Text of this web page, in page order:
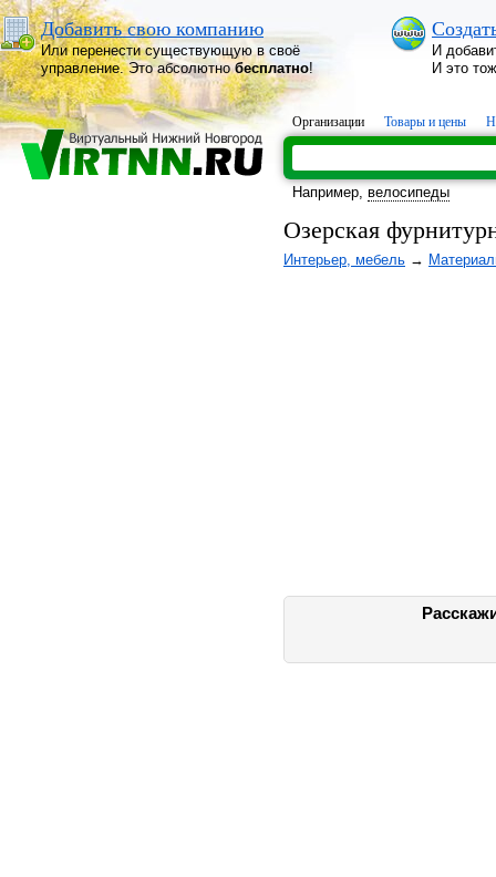
Добавить свою компанию
Или перенести существующую в своё
управление. Это абсолютнобесплатно!
И
И это
Организации Товары и цены
Например, велосипеды
Озерская
Интерьер, мебель →